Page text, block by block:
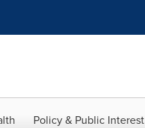
Policy & Public Interest